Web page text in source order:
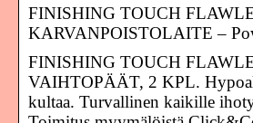
FINISHING TOUCH
KARVANPOISTOLAITE –
FINISHING TOUCH
VAIHTOPÄÄT, 2 KPL.
kultaa. Turvallinen kaikille